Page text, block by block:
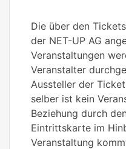
Die über den
der NET-UP AG
Veranstaltungen
Veranstalter
Aussteller der
selber ist kein
Beziehung durch
Eintrittskarte im
Veranstaltung